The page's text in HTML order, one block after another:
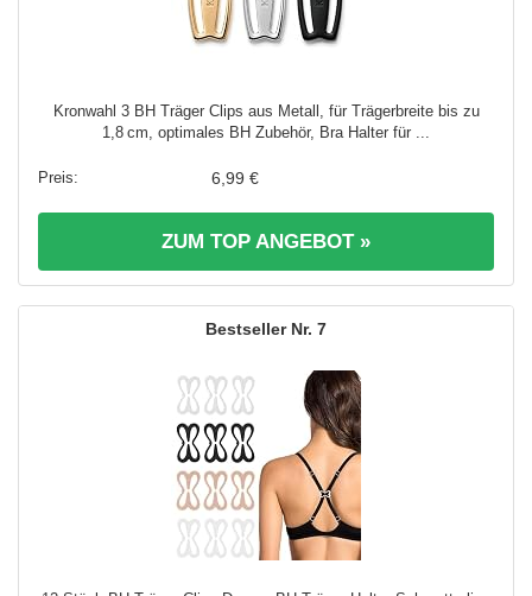
Kronwahl 3 BH Träger Clips aus Metall, für Trägerbreite bis zu
1,8 cm, optimales BH Zubehör, Bra Halter für ...
6,99 €
ZUM TOP ANGEBOT »
7